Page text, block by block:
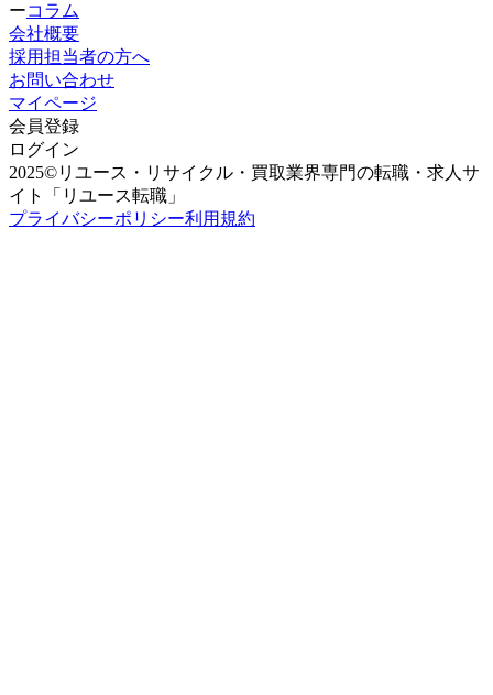
ーコラム
会社概要
採用担当者の方へ
お問い合わせ
マイページ
会員登録
ログイン
2025©リユース・リサイクル・買取業界専門の転職・求人サ
イト「リユース転職」
プライバシーポリシー利用規約